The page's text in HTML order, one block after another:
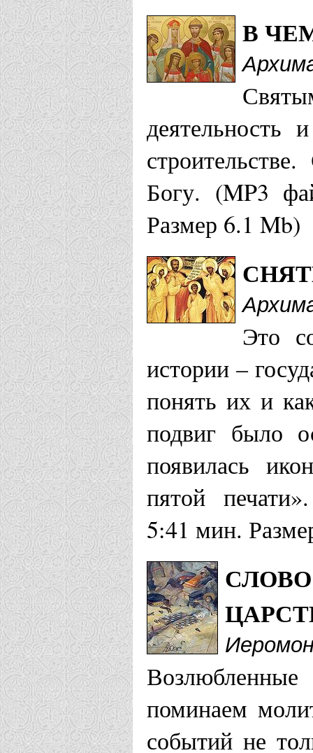
В
деятельность
Богу. (MP3
Размер 6.1 Mb)
Это
истории –
понять их и
подвиг было
появилась
пятой
5:41 мин.
поминаем
событий не